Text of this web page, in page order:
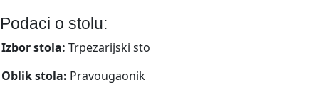
Podaci o stolu:
Izbor stola: Trpezarijski sto
Oblik stola: Pravougaonik